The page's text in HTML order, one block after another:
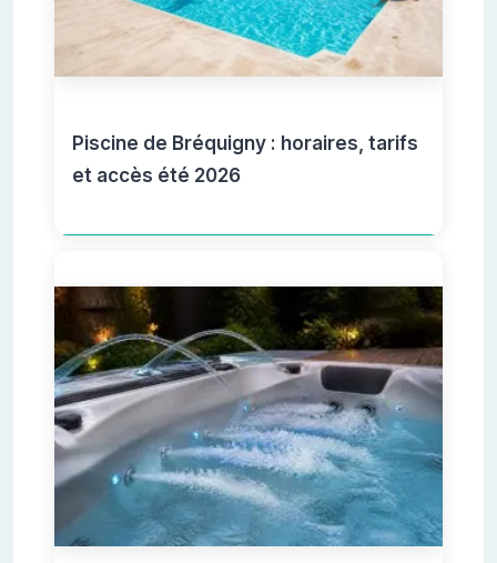
Piscine de Bréquigny : horaires, tarifs
et accès été 2026